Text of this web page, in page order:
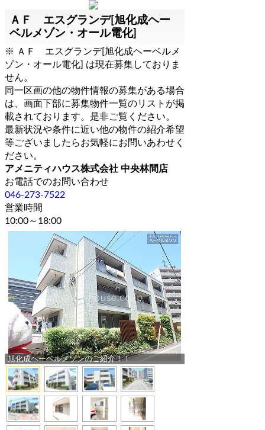
ＡＦ エスグランデ[旭化成ヘー
ベルメゾン・オール電化]
※ ＡＦ エスグランデ[旭化成ヘーベルメ
ゾン・オール電化] は現在募集しておりま
せん。
同一区画の他の物件情報の募集がある場合
は、画面下部に募集物件一覧のリストが掲
載されております。是非ご覧ください。
最新状況や条件に近い他の物件の紹介希望
等ございましたらお気軽にお問いあわせく
ださい。
アメニティハウス株式会社 中央林間店
お電話でのお問い合わせ
046-273-7522
営業時間
10:00～18:00
旭化成ヘーベルメゾンのご紹介！！